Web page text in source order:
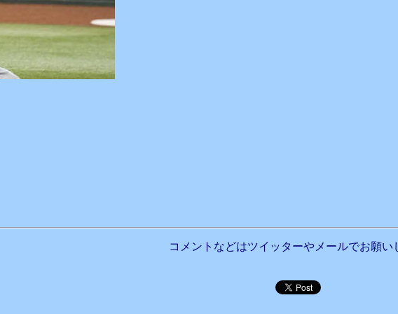
コメントなどはツイッターやメールでお願い